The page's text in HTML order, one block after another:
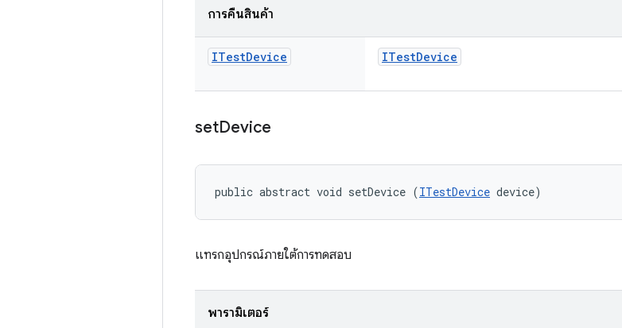
การคืนสินค้า
ITestDevice ITestDevice
setDevice
public abstract void setDevice (ITestDevice device)
แทรกอุปกรณ์ภายใต้การทดสอบ
พารามิเตอร์